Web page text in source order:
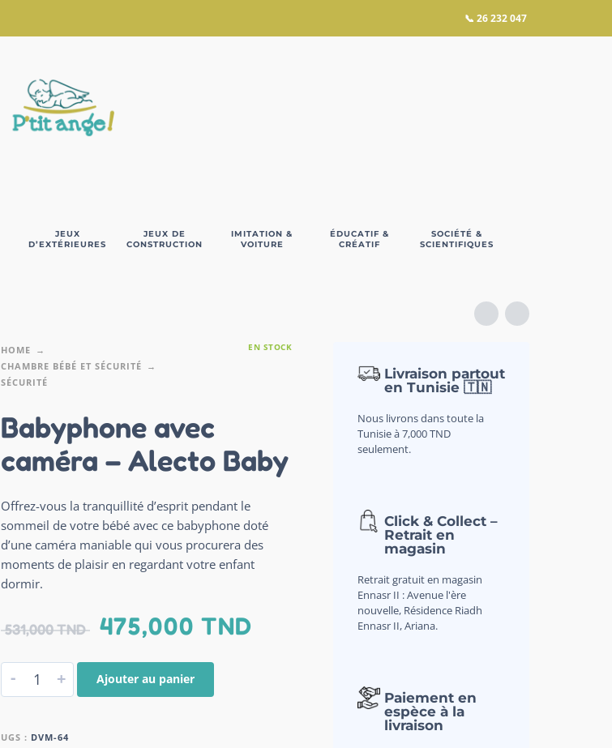
📞 26 232 047
JEUX
D’EXTÉRIEURES
JEUX DE
CONSTRUCTION
IMITATION &
VOITURE
ÉDUCATIF &
CRÉATIF
SOCIÉTÉ &
SCIENTIFIQUES
HOME
CHAMBRE BÉBÉ ET SÉCURITÉ
SÉCURITÉ
EN STOCK
Babyphone avec
caméra – Alecto Baby
Offrez-vous la tranquillité d’esprit pendant le
sommeil de votre bébé avec ce babyphone doté
d’une caméra maniable qui vous procurera des
moments de plaisir en regardant votre enfant
dormir.
531,000TND 475,000 TND
- + Ajouter au panier
UGS : DVM-64
Livraison partout
en Tunisie 🇹🇳
Nous livrons dans toute la
Tunisie à 7,000 TND
seulement.
Click & Collect –
Retrait en
magasin
Retrait gratuit en magasin
Ennasr II : Avenue l'ère
nouvelle, Résidence Riadh
Ennasr II, Ariana.
Paiement en
espèce à la
livraison